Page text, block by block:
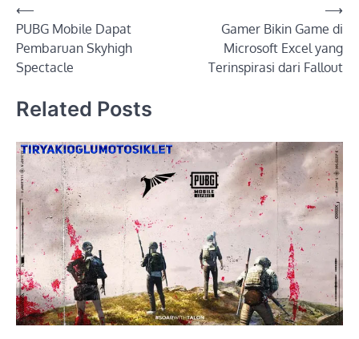
Post
navigation
⟵
PUBG Mobile Dapat
Pembaruan Skyhigh
Spectacle
Gamer Bikin Game di
Microsoft Excel yang
Terinspirasi dari Fallout
⟶
Related Posts